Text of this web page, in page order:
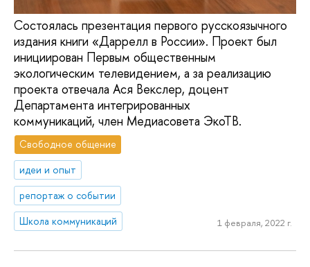
Состоялась презентация первого русскоязычного
издания книги «Даррелл в России». Проект был
инициирован Первым общественным
экологическим телевидением, а за реализацию
проекта отвечала Ася Векслер, доцент
Департамента интегрированных
коммуникаций, член Медиасовета ЭкоТВ.
Свободное общение
идеи и опыт
репортаж о событии
Школа коммуникаций
1 февраля, 2022 г.